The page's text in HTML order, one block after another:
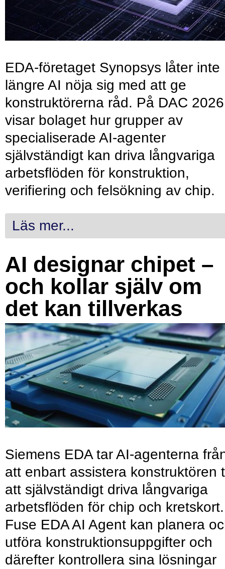
EDA-företaget Synopsys låter inte
längre AI nöja sig med att ge
konstruktörerna råd. På DAC 2026
visar bolaget hur grupper av
specialiserade AI-agenter
självständigt kan driva långvariga
arbetsflöden för konstruktion,
verifiering och felsökning av chip.
Läs mer...
AI designar chipet –
och kollar själv om
det kan tillverkas
Siemens EDA tar AI-agenterna
att enbart assistera konstruktören
att självständigt driva långvariga
arbetsflöden för chip och kretskort.
Fuse EDA AI Agent kan planera
utföra konstruktionsuppgifter och
därefter kontrollera sina lösningar